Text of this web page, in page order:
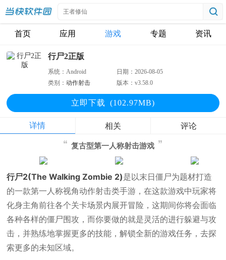
首页 应用 游戏 专题 资讯
行尸2正版
系统：Android 日期：2026-08-05
类别：动作射击 版本：v3.58.0
立即下载 (102.97MB)
详情 相关 评论
复古型第一人称射击游戏
行尸2(The Walking Zombie 2)是以末日僵尸为题材打造
的一款第一人称视角动作射击类手游，在这款游戏中玩家将
化身主角前往各个关卡场景内展开冒险，这期间你将会面临
各种各样的僵尸围攻，而你要做的就是灵活的进行躲避与攻
击，并熟练地掌握更多的技能，解锁全新的游戏任务，去探
索更多的未知区域。